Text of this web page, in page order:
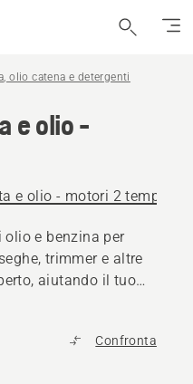
olio catena e detergenti
e olio -
e olio - motori 2 tempi
e benzina per
trimmer e altre
aiutando il tuo
Confronta